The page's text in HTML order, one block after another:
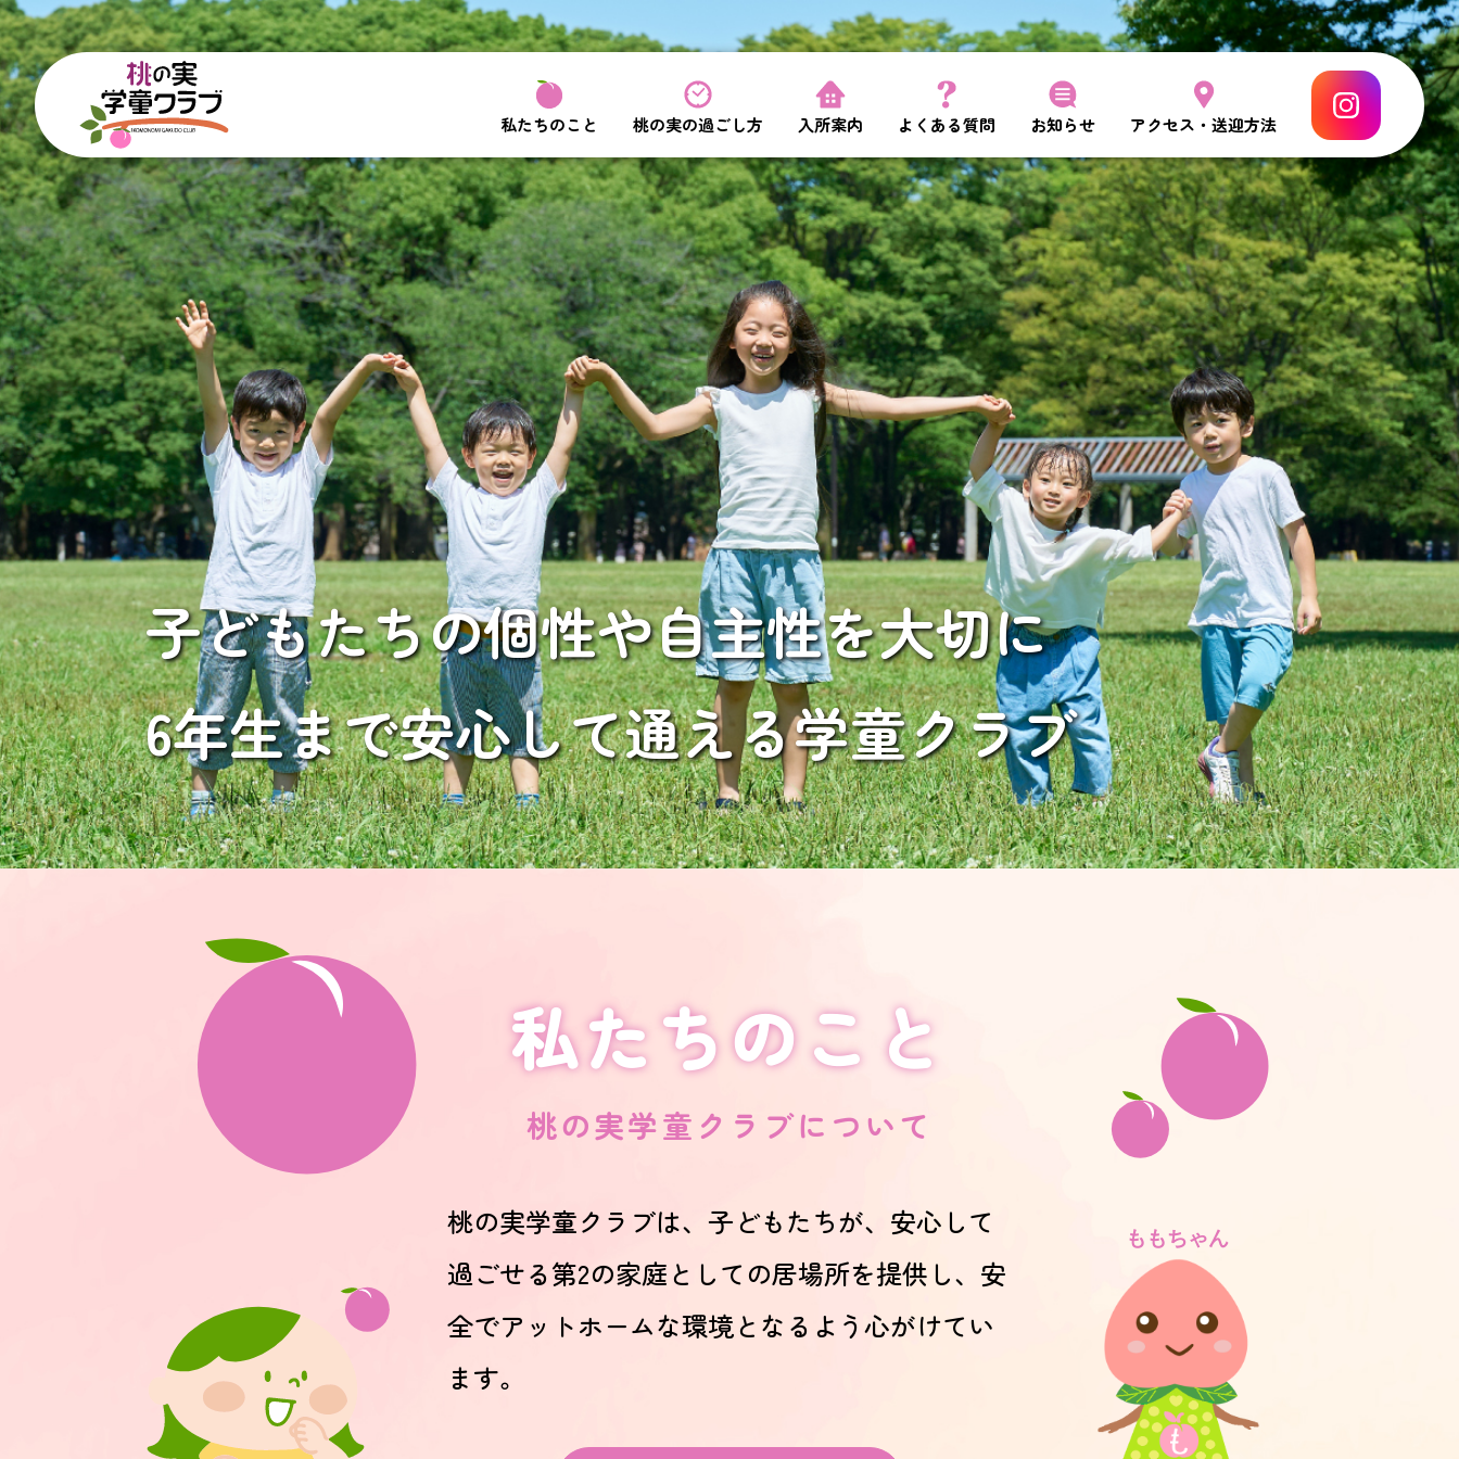
私たちのこと 桃の実の過ごし方 入所案内 よくある質問 お知らせ アクセス・送迎方法
子どもたちの個性や自主性を大切に
6年生まで安心して通える学童クラブ
私たちのこと
桃の実学童クラブについて
桃の実学童クラブは、子どもたちが、安心して
過ごせる第2の家庭としての居場所を提供し、安
全でアットホームな環境となるよう心がけてい
ます。